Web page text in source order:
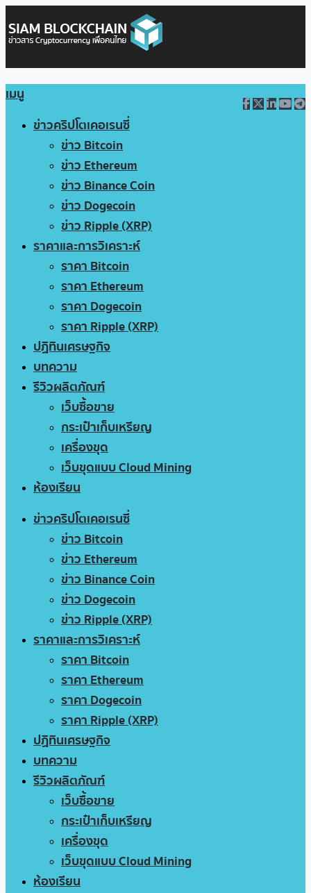
เมนู
ข่าวคริปโตเคอเรนซี่
ข่าว Bitcoin
ข่าว Ethereum
ข่าว Binance Coin
ข่าว Dogecoin
ข่าว Ripple (XRP)
ราคาและการวิเคราะห์
ราคา Bitcoin
ราคา Ethereum
ราคา Dogecoin
ราคา Ripple (XRP)
ปฏิทินเศรษฐกิจ
บทความ
รีวิวผลิตภัณฑ์
เว็บซื้อขาย
กระเป๋าเก็บเหรียญ
เครื่องขุด
เว็บขุดแบบ Cloud Mining
ห้องเรียน
ข่าวคริปโตเคอเรนซี่
ข่าว Bitcoin
ข่าว Ethereum
ข่าว Binance Coin
ข่าว Dogecoin
ข่าว Ripple (XRP)
ราคาและการวิเคราะห์
ราคา Bitcoin
ราคา Ethereum
ราคา Dogecoin
ราคา Ripple (XRP)
ปฏิทินเศรษฐกิจ
บทความ
รีวิวผลิตภัณฑ์
เว็บซื้อขาย
กระเป๋าเก็บเหรียญ
เครื่องขุด
เว็บขุดแบบ Cloud Mining
ห้องเรียน